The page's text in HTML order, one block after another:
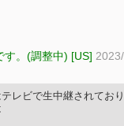
す。(調整中) [US]
レビで生中継されてお